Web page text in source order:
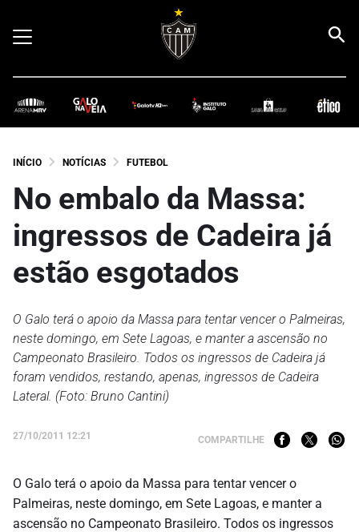
INÍCIO NOTÍCIAS FUTEBOL
No embalo da Massa:
ingressos de Cadeira já
estão esgotados
O Galo terá o apoio da Massa para tentar vencer o Palmeiras,
neste domingo, em Sete Lagoas, e manter a ascensão no
Campeonato Brasileiro. Todos os ingressos de Cadeira já
foram vendidos, restando, apenas, ingressos de Cadeira
Lateral. (Foto: Bruno Cantini)
27/10/2011 12:21 COMPARTILHE
O Galo terá o apoio da Massa para tentar vencer o
Palmeiras, neste domingo, em Sete Lagoas, e manter a
ascensão no Campeonato Brasileiro. Todos os ingressos